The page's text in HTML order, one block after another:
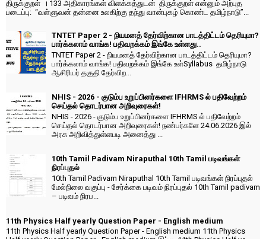
திருக்குறள் । 133 அதிகாரங்கள் விளக்கத்துடன் திருக்குறள் என்னும் அற்புத
படைப்பு: “வள்ளுவன் தன்னை உலகிற்கு தந்து வான்புகழ் கொண்ட தமிழ்நாடு”...
TNTET Paper 2 - நியமனத் தேர்விற்கான பாடத்திட்டம் தெரியுமா?
பார்க்கலாம் வாங்க! பதிவறக்கம் இங்கே உள்ளது..
TNTET Paper 2 - நியமனத் தேர்விற்கான பாடத்திட்டம் தெரியுமா?
பார்க்கலாம் வாங்க! பதிவறக்கம் இங்கே உள்Syllabus தமிழ்நாடு
ஆசிரியர் தகுதி தேர்விற...
NHIS - 2026 - குடும்ப உறுப்பினர்களை IFHRMS ல் பதிவேற்றம்
செய்தல் தொடர்பான அறிவுரைகள்!
NHIS - 2026 - குடும்ப உறுப்பினர்களை IFHRMS ல் பதிவேற்றம்
செய்தல் தொடர்பான அறிவுரைகள்! நண்பர்களே 24.06.2026 இல்
அரசு அறிவித்துள்ளபடி அனைத்து ...
10th Tamil Padivam Niraputhal 10th Tamil படிவங்கள்
நிரப்புதல்
10th Tamil Padivam Niraputhal 10th Tamil படிவங்கள் நிரப்புதல்
மேல்நிலை வகுப்பு - சேர்க்கை படிவம் நிரப்புதல் 10th Tamil padivam
– படிவம் நிரப...
11th Physics Half yearly Question Paper - English medium
11th Physics Half yearly Question Paper - English medium 11th Physics